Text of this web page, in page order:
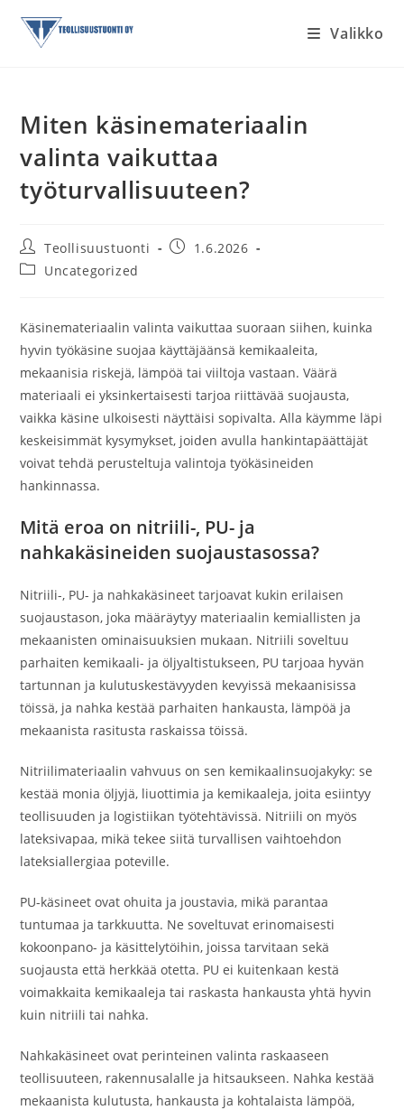
suoraan
Valikko
Miten käsinemateriaalin
valinta vaikuttaa
työturvallisuuteen?
Artikkelin
kirjoittaja:
Teollisuustuonti
Artikkeli1.6.2026
Artikkelin
Uncategorized
Käsinemateriaalin valinta vaikuttaa suoraan siihen, kuinka
hyvin työkäsine suojaa käyttäjäänsä kemikaaleita,
mekaanisia riskejä, lämpöä tai viiltoja vastaan. Väärä
materiaali ei yksinkertaisesti tarjoa riittävää suojausta,
vaikka käsine ulkoisesti näyttäisi sopivalta. Alla käymme läpi
keskeisimmät kysymykset, joiden avulla hankintapäättäjät
voivat tehdä perusteltuja valintoja työkäsineiden
hankinnassa.
Mitä eroa on nitriili-, PU- ja
nahkakäsineiden suojaustasossa?
Nitriili-, PU- ja nahkakäsineet tarjoavat kukin erilaisen
suojaustason, joka määräytyy materiaalin kemiallisten ja
mekaanisten ominaisuuksien mukaan. Nitriili soveltuu
parhaiten kemikaali- ja öljyaltistukseen, PU tarjoaa hyvän
tartunnan ja kulutuskestävyyden kevyissä mekaanisissa
töissä, ja nahka kestää parhaiten hankausta, lämpöä ja
mekaanista rasitusta raskaissa töissä.
Nitriilimateriaalin vahvuus on sen kemikaalinsuojakyky: se
kestää monia öljyjä, liuottimia ja kemikaaleja, joita esiintyy
teollisuuden ja logistiikan työtehtävissä. Nitriili on myös
lateksivapaa, mikä tekee siitä turvallisen vaihtoehdon
lateksiallergiaa poteville.
PU-käsineet ovat ohuita ja joustavia, mikä parantaa
tuntumaa ja tarkkuutta. Ne soveltuvat erinomaisesti
kokoonpano- ja käsittelytöihin, joissa tarvitaan sekä
suojausta että herkkää otetta. PU ei kuitenkaan kestä
voimakkaita kemikaaleja tai raskasta hankausta yhtä hyvin
kuin nitriili tai nahka.
Nahkakäsineet ovat perinteinen valinta raskaaseen
teollisuuteen, rakennusalalle ja hitsaukseen. Nahka kestää
mekaanista kulutusta, hankausta ja kohtalaista lämpöä,